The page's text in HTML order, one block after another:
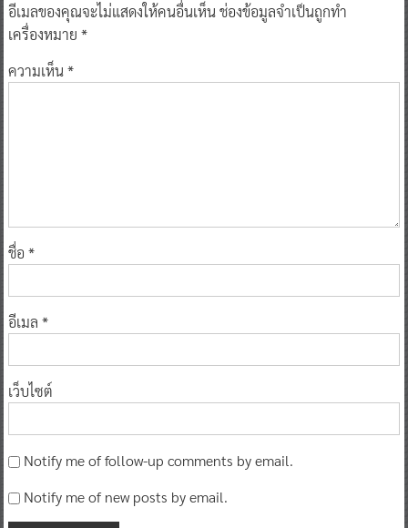
อีเมลของคุณจะไม่แสดงให้คนอื่นเห็นช่องข้อมูลจำเป็นถูกทำ
เครื่องหมาย *
ความเห็น*
ชื่อ *
อีเมล *
เว็บไซต์
Notify me of follow-up comments by email.
Notify me of new posts by email.